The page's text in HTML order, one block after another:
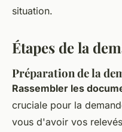
situation.
Étapes de la
Préparation de la
Rassembler les
cruciale pour la
vous d'avoir vos